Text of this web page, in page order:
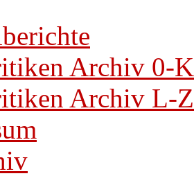
Archiv 0-K
Archiv L-Z